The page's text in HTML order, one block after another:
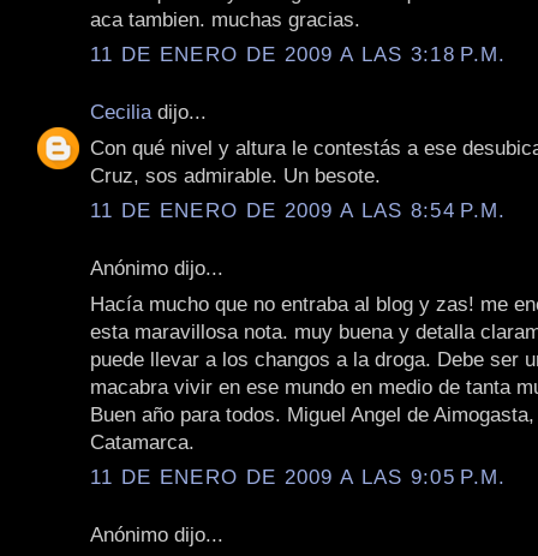
aca tambien. muchas gracias.
11 DE ENERO DE 2009 A LAS 3:18 P.M.
Ceciliadijo...
Con qué nivel y altura le contestás a ese
Cruz, sos admirable. Un besote.
11 DE ENERO DE 2009 A LAS 8:54 P.M.
Anónimo dijo...
Hacía mucho que no entraba al blog y zas! me
esta maravillosa nota. muy buena y detalla
puede llevar a los changos a la droga. Debe ser
macabra vivir en ese mundo en medio de tanta
Buen año para todos. Miguel Angel de
Catamarca.
11 DE ENERO DE 2009 A LAS 9:05 P.M.
Anónimo dijo...